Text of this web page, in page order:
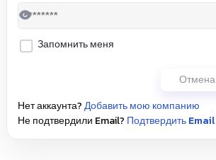
Запомнить меня
Отмена
Нет аккаунта?
добавить мою компанию
Не подтвердили Email?
Подтвердить Email